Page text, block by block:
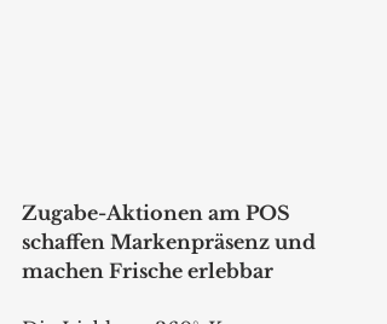
Zugabe-Aktionen am POS
schaffen Markenpräsenz und
machen Frische erlebbar